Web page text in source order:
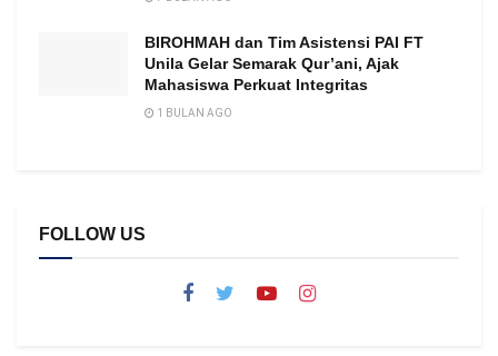
BIROHMAH dan Tim Asistensi PAI FT
Unila Gelar Semarak Qur’ani, Ajak
Mahasiswa Perkuat Integritas
1 BULAN AGO
FOLLOW US